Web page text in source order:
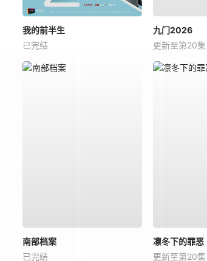
我的前半生
已完结
九门2026
更新至第20集
南部档案
已完结
凛冬下的罪恶
更新至第20集